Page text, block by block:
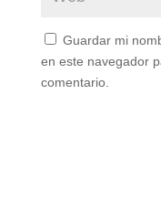
Guardar mi
en este navegador
comentario.